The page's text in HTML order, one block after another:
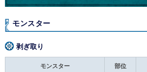
モンスター
剥ぎ取り
モンスター 部位